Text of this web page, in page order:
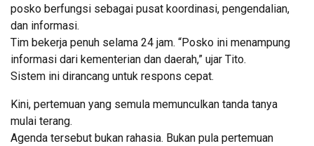
posko berfungsi sebagai pusat koordinasi, pengendalian,
dan informasi.
Tim bekerja penuh selama 24 jam. “Posko ini menampung
informasi dari kementerian dan daerah,” ujar Tito.
Sistem ini dirancang untuk respons cepat.
Kini, pertemuan yang semula memunculkan tanda tanya
mulai terang.
Agenda tersebut bukan rahasia. Bukan pula pertemuan